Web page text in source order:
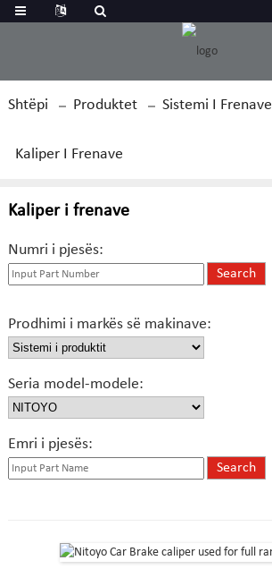
Shtëpi Produktet Sistemi I Frenave
Kaliper I Frenave
Kaliper i frenave
Numri i pjesës:
Prodhimi i markës së makinave:
Seria model-modele:
Emri i pjesës: